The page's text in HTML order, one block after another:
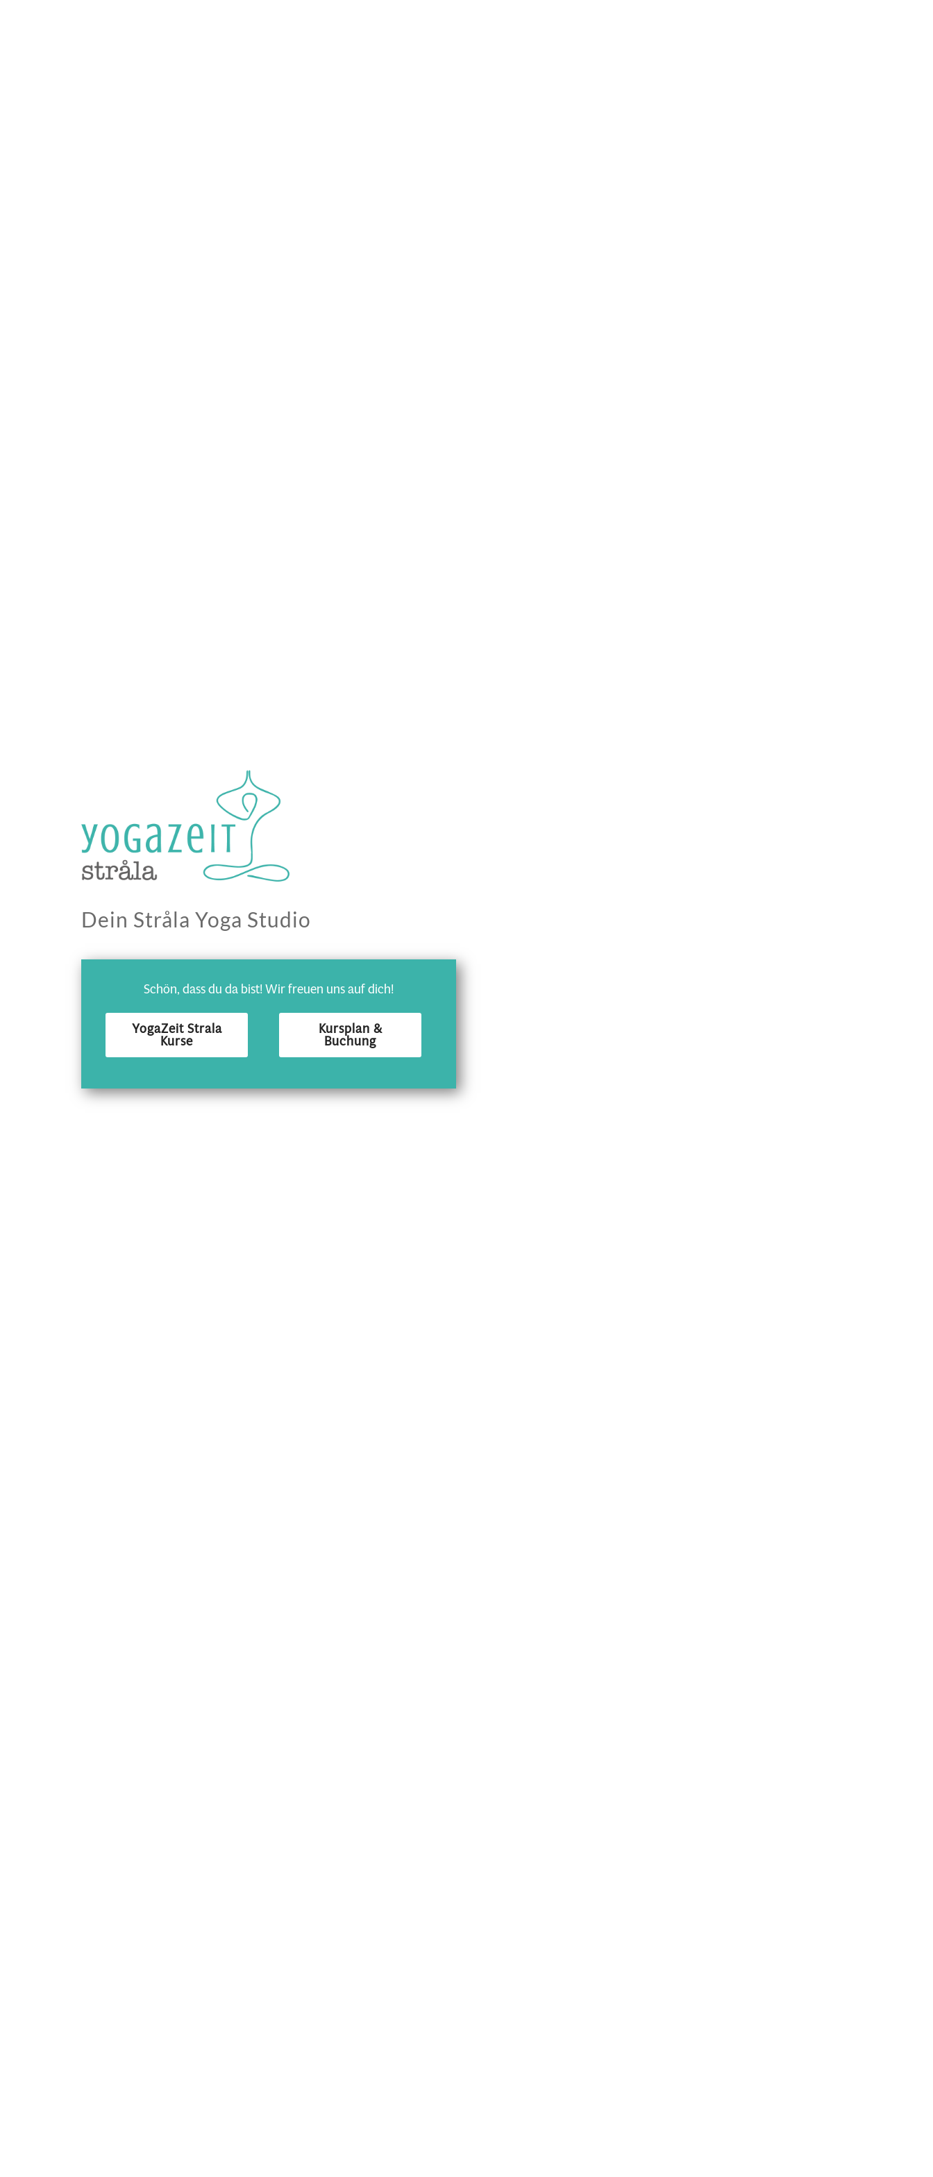
Dein Stråla Yoga Studio
Schön, dass du da bist! Wir freuen uns auf dich!
YogaZeit Strala
Kurse
Kursplan &
Buchung